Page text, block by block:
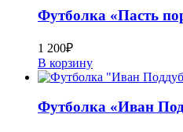
Футболка «Пасть
1 200₽
В корзину
Футболка «Иван